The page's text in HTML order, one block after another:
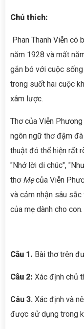
Chú thích:
Phan Thanh Viễn có
năm 1928 và mất
gắn bó với cuộc
trong suốt hai cuộc
xâm lược.
Thơ của Viễn
ngôn ngữ thơ đậm
thuật đó thể hiện rất
"Nhớ lời di chúc",
thơ Mẹcủa Viễn
và cảm nhận sâu
của mẹ dành cho con.
Câu 1. Bài thơ trên
Câu 2: Xác định chủ
Câu 3. Xác định và
được sử dụng trong